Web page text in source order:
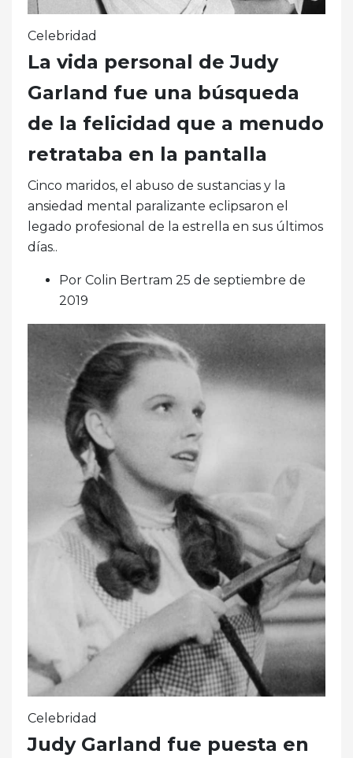
Celebridad
La vida personal de Judy
Garland fue una búsqueda
de la felicidad que a menudo
retrataba en la pantalla
Cinco maridos, el abuso de sustancias y la
ansiedad mental paralizante eclipsaron el
legado profesional de la estrella en sus últimos
días..
Por Colin Bertram 25 de septiembre de
2019
Celebridad
Judy Garland fue puesta en